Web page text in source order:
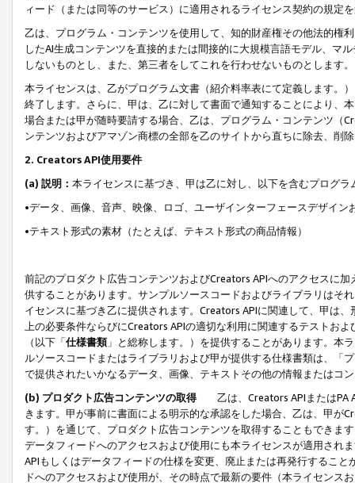
ィード（または同等のサービス）に適用されるライセンス契約の規定
乙は、プログラム・コンテンツを使用して、知的財産権その他法的権
したAI生成コンテンツを直接的または間接的に大規模言語モデル、マ
しないものとし、また、第三者をしてこれを行わせないものとします。
本ライセンスは、乙がプログラム文書（紹介料率表にて定義します。
終了します。さらに、甲は、乙に対して書面で通知することにより、
場合または甲が随時要請する場合、乙は、プログラム・コンテンツ（
ンテンツおよびアマゾン商標の全部を乙のサイトから直ちに除去、削
2. Creators API使用要件
(a) 説明： 本ライセンスに基づき、甲は乙に対し、以下を含むプログ
•データ、画像、音声、映像、ロゴ、ユーザインターフェースデザイ
•テキスト形式の素材（たとえば、テキスト形式の商品情報）
前記のプロダクト広告コンテンツおよびCreators APIへのアクセスに
供することがあります。サンプルソースコードおよびライブラリはそ
イセンスに基づき乙に提供されます。Creators APIに関連して、甲は
上の必要条件ならびにCreators APIの適切な利用に関連するテストお
（以下「仕様書類」と総称します。）を提供することがあります。本
ルソースコードまたはライブラリおよび甲が提供する仕様書類は、「
で提供されたいかなるデータ、画像、テキストその他の情報またはコ
(b) プロダクト広告コンテンツの取得
乙は、Creators APIまたはPA
きます。甲が事前に書面による明示的な承認をした場合、乙は、甲が
す。）を通じて、プロダクト広告コンテンツを取得することもできま
データフィードへのアクセスおよび使用にも本ライセンスが適用され
APIもしくはデータフィードの仕様を変更、廃止または再発行するこ
ドへのアクセスおよび使用が、その時点で最新の要件（本ライセン